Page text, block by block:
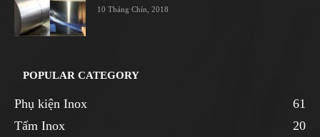
10 Tháng Chín, 2018
POPULAR CATEGORY
Phụ kiện Inox
61
Tấm Inox
20